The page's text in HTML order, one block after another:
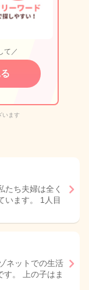
て／
います
たち夫婦は全く
います。 1人目
ネットでの生活
す。 上の子はま